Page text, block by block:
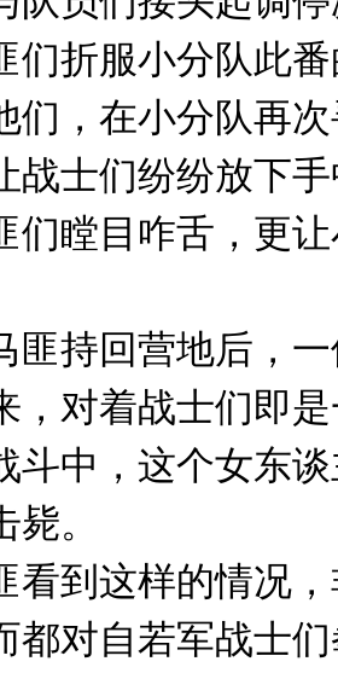
们折服小分队此
们，在小分队再
战士们纷纷放下
们瞠目咋舌，更
匪持回营地后，
，对着战士们即
斗中，这个女东
。
看到这样的情况
都对自若军战士